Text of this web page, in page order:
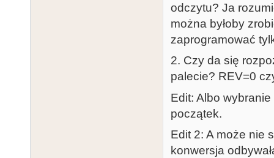
odczytu? Ja
można byłoby
zaprogramować
2. Czy da się
palecie? REV=0
Edit: Albo
początek.
Edit 2: A może nie
konwersja